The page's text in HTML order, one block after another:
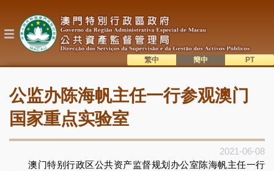
到
内
目公监办陈海帆主任一行参观澳门
国家重点实验室
2021-06-08
澳门特别行政区公共资产监督规划办公室陈海帆主任一行